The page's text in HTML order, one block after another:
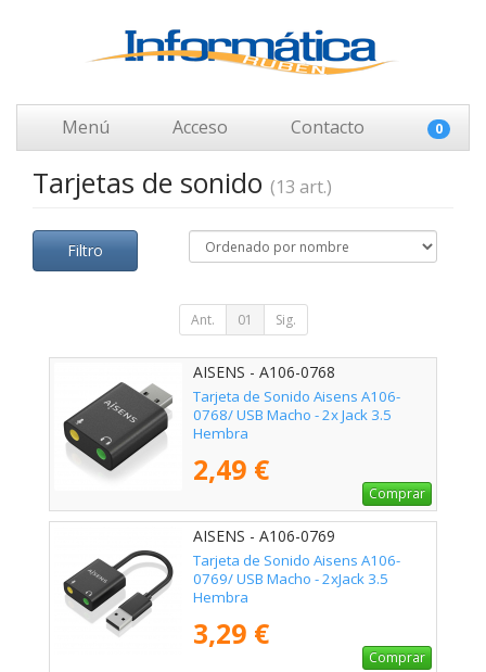
Menú Acceso Contacto 0
Tarjetas de sonido (13 art.)
Filtro
Ant. 01 Sig.
AISENS - A106-0768
Tarjeta de Sonido Aisens A106-
0768/ USB Macho - 2x Jack 3.5
Hembra
2,49 €
Comprar
AISENS - A106-0769
Tarjeta de Sonido Aisens A106-
0769/ USB Macho - 2xJack 3.5
Hembra
3,29 €
Comprar